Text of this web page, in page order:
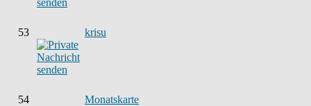
53 krisu
54 Monatskarte